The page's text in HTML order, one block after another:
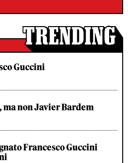
Guccini
non Javier Bardem
Francesco Guccini